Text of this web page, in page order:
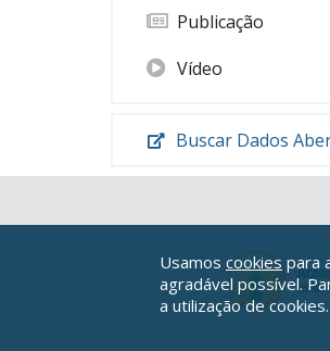
Publicação
Vídeo
Buscar Dados
Usamos cookies para
agradável possível.
a utilização de cookies.